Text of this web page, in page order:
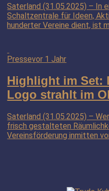
Saterland (31.05.2025) – In
Schaltzentrale für Ideen,
hunderter Vereine dient, ist
Pressevor 1 Jahr
Highlight im Set:
Logo strahlt im
Saterland (31.05.2025) –
frisch gestalteten
Vereinsförderung inmitten